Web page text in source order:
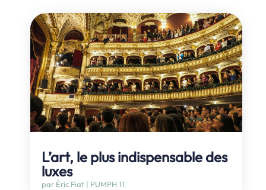
L’art, le plus indispensable des
luxes
par Éric Fiat | PUMPH 11